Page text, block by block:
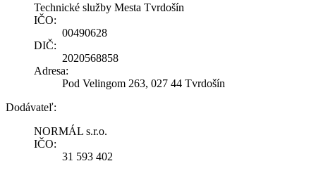
Technické služby Mesta Tvrdošín
IČO:
00490628
DIČ:
2020568858
Adresa:
Pod Velingom 263, 027 44 Tvrdošín
Dodávateľ:
NORMÁL s.r.o.
IČO:
31 593 402